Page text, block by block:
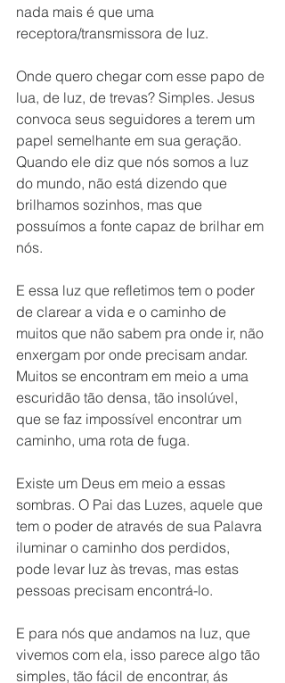
nada mais é que uma
receptora/transmissora de luz.
Onde quero chegar com esse papo de
lua, de luz, de trevas? Simples. Jesus
convoca seus seguidores a terem um
papel semelhante em sua geração.
Quando ele diz que nós somos a luz
do mundo, não está dizendo que
brilhamos sozinhos, mas que
possuímos a fonte capaz de brilhar em
nós.
E essa luz que refletimos tem o poder
de clarear a vida e o caminho de
muitos que não sabem pra onde ir, não
enxergam por onde precisam andar.
Muitos se encontram em meio a uma
escuridão tão densa, tão insolúvel,
que se faz impossível encontrar um
caminho, uma rota de fuga.
Existe um Deus em meio a essas
sombras. O Pai das Luzes, aquele que
tem o poder de através de sua Palavra
iluminar o caminho dos perdidos,
pode levar luz às trevas, mas estas
pessoas precisam encontrá-lo.
E para nós que andamos na luz, que
vivemos com ela, isso parece algo tão
simples, tão fácil de encontrar, ás